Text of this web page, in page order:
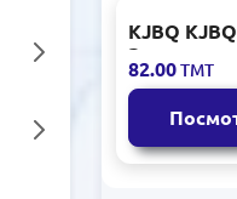
KJBQ
венчик для
82.00ТМТ